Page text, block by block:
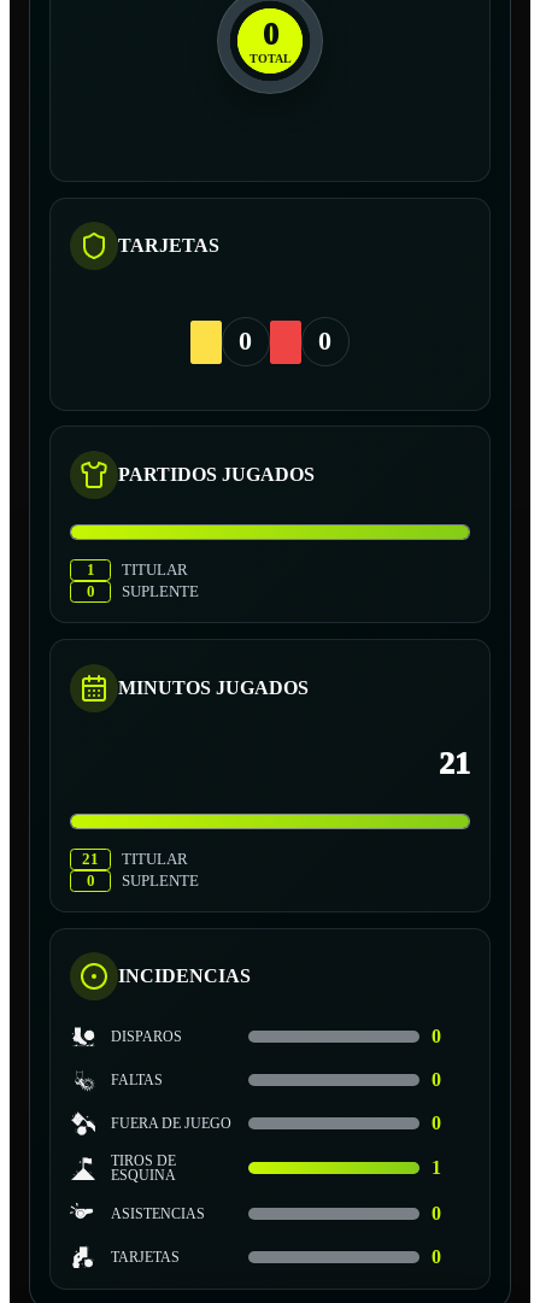
0
TOTAL
TARJETAS
0 0
PARTIDOS JUGADOS
1
TITULAR
0
SUPLENTE
MINUTOS JUGADOS
21
21
TITULAR
0
SUPLENTE
INCIDENCIAS
DISPAROS 0
FALTAS 0
FUERA DE JUEGO 0
TIROS DE
ESQUINA
1
ASISTENCIAS 0
TARJETAS 0